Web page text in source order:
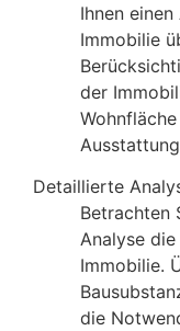
Ihnen
Immobilie
der
Detaillierte
Betrachten
Analyse
Immobilie.
die